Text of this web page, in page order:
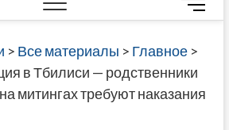
ГРУЗИИ
САЙТЕ
e
n
u
B
> Все материалы > Главное>
в Тбилиси — родственники
митингах требуют наказания